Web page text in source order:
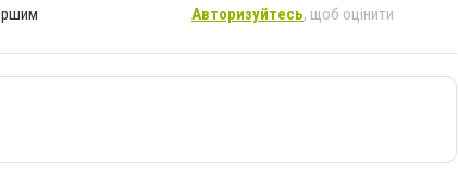
Авторизуйтесь, щоб оцінити